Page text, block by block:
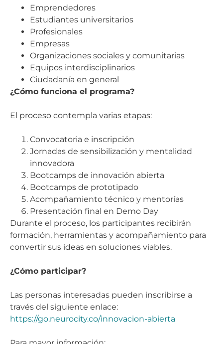
Emprendedores
Estudiantes universitarios
Profesionales
Empresas
Organizaciones sociales y comunitarias
Equipos interdisciplinarios
Ciudadanía en general
¿Cómo funciona el programa?
El proceso contempla varias etapas:
Convocatoria e inscripción
Jornadas de sensibilización y mentalidad
innovadora
Bootcamps de innovación abierta
Bootcamps de prototipado
Acompañamiento técnico y mentorías
Presentación final en Demo Day
Durante el proceso, los participantes recibirán
formación, herramientas y acompañamiento para
convertir sus ideas en soluciones viables.
¿Cómo participar?
Las personas interesadas pueden inscribirse a
través del siguiente enlace:
https://go.neurocity.co/innovacion-abierta